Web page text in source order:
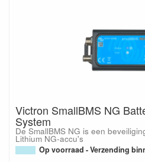
Victron SmallBMS NG
System
De SmallBMS NG is een
Lithium NG-accu's
Op voorraad - Verzending